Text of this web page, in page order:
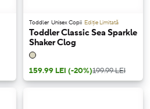
Toddler Unisex Copii Ediție Limitată
Toddler Classic Sea Sparkle
Shaker Clog
159.99 LEI (-20%)199.99 LEI